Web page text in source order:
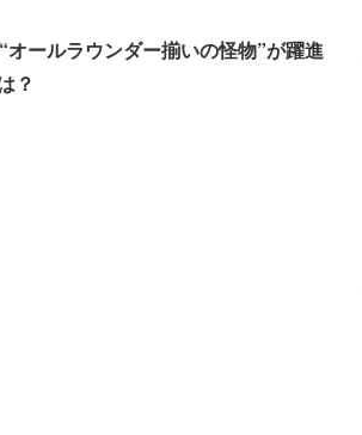
ールラウンダー揃いの怪物”が躍進
？